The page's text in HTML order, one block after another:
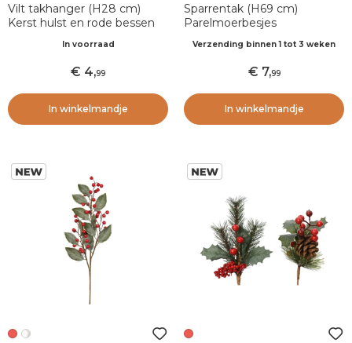
Vilt takhanger (H28 cm)
Kerst hulst en rode bessen
In voorraad
4,99
In winkelmandje
Sparrentak (H69 cm)
Parelmoerbesjes
Verzending binnen 1 tot 3 weken
7,99
In winkelmandje